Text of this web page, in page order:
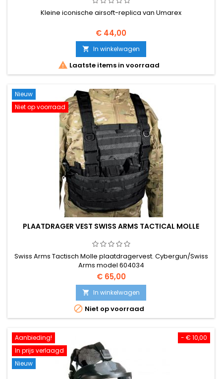
Kleine iconische airsoft-replica van Umarex
€ 44,00
 In winkelwagen
 Laatste items in voorraad
Nieuw
Niet op voorraad
PLAATDRAGER VEST SWISS ARMS TACTICAL MOLLE
Swiss Arms Tactisch Molle plaatdragervest. Cybergun/Swiss
Arms model 604034
€ 65,00
 In winkelwagen
 Niet op voorraad
- € 10,00
Aanbieding!
In prijs verlaagd
Nieuw